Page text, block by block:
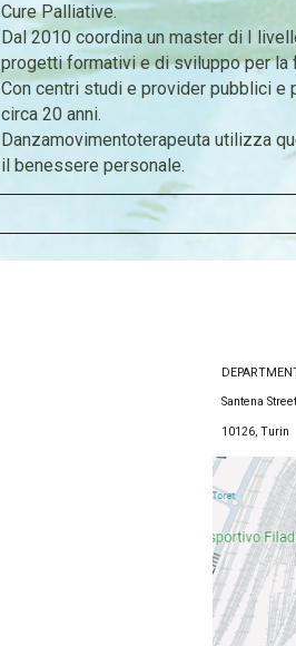
Cure Palliative.
Dal 2010 coordina un master di I
progetti formativi e di sviluppo per
Con centri studi e provider pubblici
circa 20 anni.
Danzamovimentoterapeuta utilizza
il benessere personale.
Santena
10126, Turin